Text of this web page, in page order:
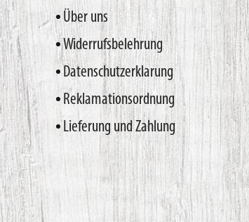
Über uns
Widerrufsbelehrung
Datenschutzerklarung
Reklamationsordnung
Lieferung und Zahlung